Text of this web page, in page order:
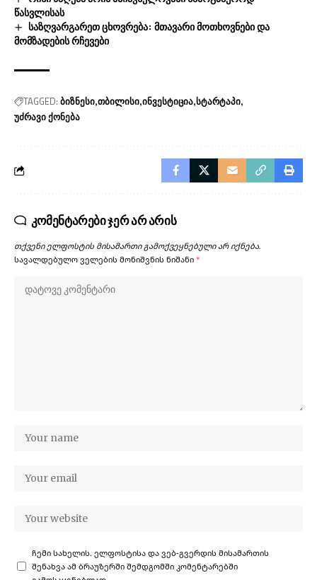
წასვლისას
საზღვარგარეთ ცხოვრება: მთავარი მოთხოვნები და
მომზადების რჩევები
TAGGED: ბიზნესი თბილისი ინვესტიცია სტარტაპი
უძრავი ქონება
კომენტარები ჯერ არ არის
თქვენი ელფოსტის მისამართი გამოქვეყნებული არ იქნება.
სავალდებულო ველების მონიშვნის ნიშანი *
ჩემი სახელის. ელფოსტისა და ვებ-გვერდის მისამართის
შენახვა ამ ბრაუზერში შემდგომში კომენტარებში